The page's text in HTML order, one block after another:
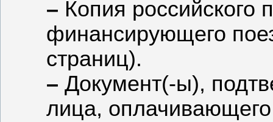
– Копия российского
финансирующего
страниц).
– Документ(-ы),
лица, оплачивающего